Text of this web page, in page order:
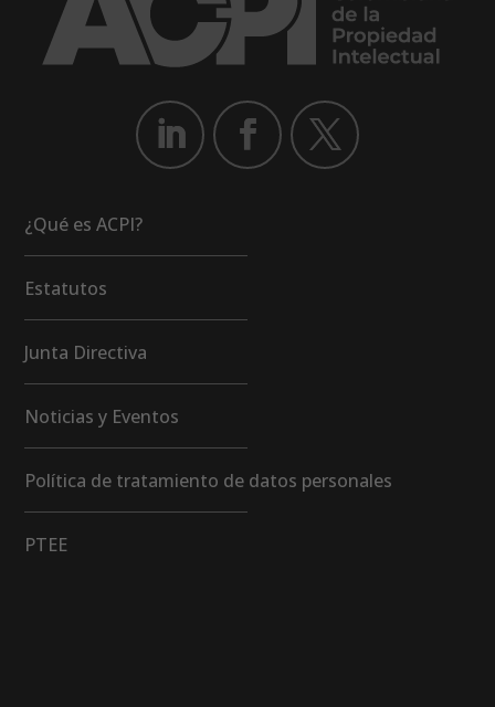
¿Qué es ACPI?
Estatutos
Junta Directiva
Noticias y Eventos
Política de tratamiento de datos personales
PTEE